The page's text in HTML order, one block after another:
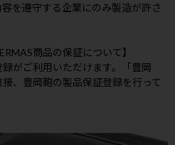
を遵守する企業にのみ製造が許さ
商品の保証について】
がご利用いただけます。
「豊岡
接、豊岡鞄の製品保証登録を行って